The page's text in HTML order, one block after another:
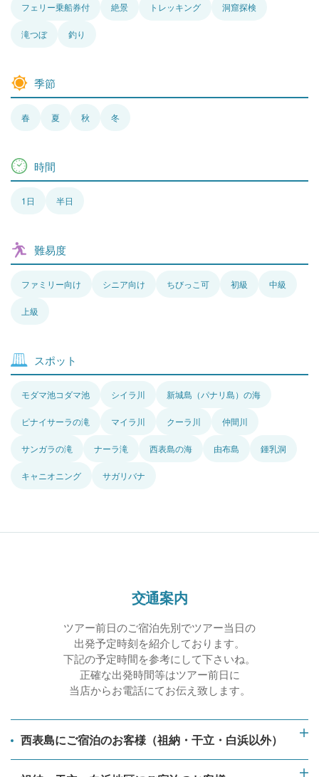
フェリー乗船券付 絶景 トレッキング 洞窟探検
滝つぼ 釣り
季節
春 夏 秋 冬
時間
1日 半日
難易度
ファミリー向け シニア向け ちびっこ可 初級 中級
上級
スポット
モダマ池コダマ池 シイラ川 新城島（パナリ島）の海
ピナイサーラの滝 マイラ川 クーラ川 仲間川
サンガラの滝 ナーラ滝 西表島の海 由布島 鍾乳洞
キャニオニング サガリバナ
交通案内
ツアー前日のご宿泊先別でツアー当日の
出発予定時刻を紹介しております。
下記の予定時間を参考にして下さいね。
正確な出発時間等はツアー前日に
当店からお電話にてお伝え致します。
西表島にご宿泊のお客様（祖納・干立・白浜以外）